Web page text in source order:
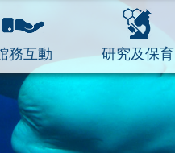
務互動 研究及保育